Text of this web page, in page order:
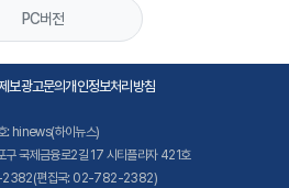
PC버전
보광고문의개인정보처리방침
: hinews(하이뉴스)
구 국제금융로2길 17 시티플라자 421호
2382(편집국: 02-782-2382)